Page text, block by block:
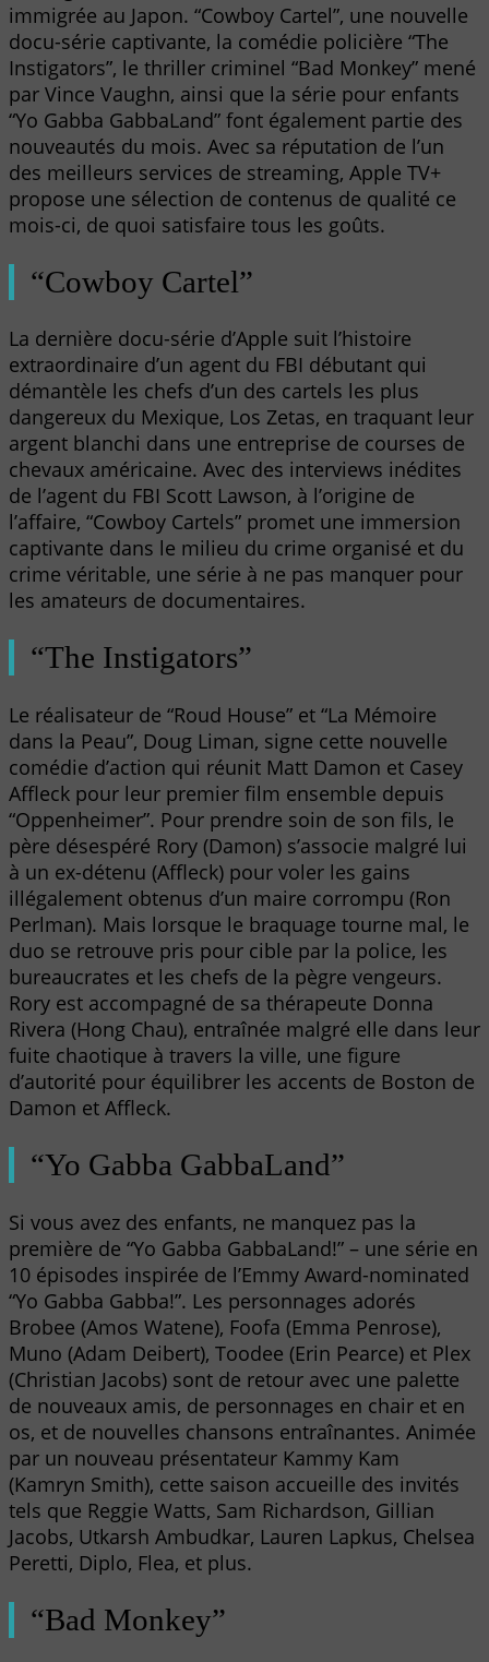
immigrée au Japon. “Cowboy Cartel”, une nouvelle
docu-série captivante, la comédie policière “The
Instigators”, le thriller criminel “Bad Monkey” mené
par Vince Vaughn, ainsi que la série pour enfants
“Yo Gabba GabbaLand” font également partie des
nouveautés du mois. Avec sa réputation de l’un
des meilleurs services de streaming, Apple TV+
propose une sélection de contenus de qualité ce
mois-ci, de quoi satisfaire tous les goûts.
“Cowboy Cartel”
La dernière docu-série d’Apple suit l’histoire
extraordinaire d’un agent du FBI débutant qui
démantèle les chefs d’un des cartels les plus
dangereux du Mexique, Los Zetas, en traquant leur
argent blanchi dans une entreprise de courses de
chevaux américaine. Avec des interviews inédites
de l’agent du FBI Scott Lawson, à l’origine de
l’affaire, “Cowboy Cartels” promet une immersion
captivante dans le milieu du crime organisé et du
crime véritable, une série à ne pas manquer pour
les amateurs de documentaires.
“The Instigators”
Le réalisateur de “Roud House” et “La Mémoire
dans la Peau”, Doug Liman, signe cette nouvelle
comédie d’action qui réunit Matt Damon et Casey
Affleck pour leur premier film ensemble depuis
“Oppenheimer”. Pour prendre soin de son fils, le
père désespéré Rory (Damon) s’associe malgré lui
à un ex-détenu (Affleck) pour voler les gains
illégalement obtenus d’un maire corrompu (Ron
Perlman). Mais lorsque le braquage tourne mal, le
duo se retrouve pris pour cible par la police, les
bureaucrates et les chefs de la pègre vengeurs.
Rory est accompagné de sa thérapeute Donna
Rivera (Hong Chau), entraînée malgré elle dans leur
fuite chaotique à travers la ville, une figure
d’autorité pour équilibrer les accents de Boston de
Damon et Affleck.
“Yo Gabba GabbaLand”
Si vous avez des enfants, ne manquez pas la
première de “Yo Gabba GabbaLand!” – une série en
10 épisodes inspirée de l’Emmy Award-nominated
“Yo Gabba Gabba!”. Les personnages adorés
Brobee (Amos Watene), Foofa (Emma Penrose),
Muno (Adam Deibert), Toodee (Erin Pearce) et Plex
(Christian Jacobs) sont de retour avec une palette
de nouveaux amis, de personnages en chair et en
os, et de nouvelles chansons entraînantes. Animée
par un nouveau présentateur Kammy Kam
(Kamryn Smith), cette saison accueille des invités
tels que Reggie Watts, Sam Richardson, Gillian
Jacobs, Utkarsh Ambudkar, Lauren Lapkus, Chelsea
Peretti, Diplo, Flea, et plus.
“Bad Monkey”